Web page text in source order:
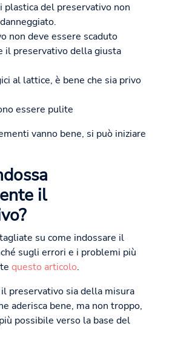
plastica del preservativo non
non deve essere scaduto
il preservativo della giusta
al lattice, è bene che sia privo
essere pulite
vanno bene, si può iniziare
il
su come indossare il
sugli errori e i problemi più
questo articolo.
preservativo sia della misura
aderisca bene, ma non troppo,
possibile verso la base del